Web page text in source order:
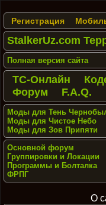
Регистрация
StalkerUz.com
Полная версия сайта
ТС-Онлайн
Форум
F.A.Q.
Моды для Тень
Моды для Чистое Небо
Моды для Зов Припяти
Основной форум
Группировки и Локации
Программы и Болталка
ФРПГ
О